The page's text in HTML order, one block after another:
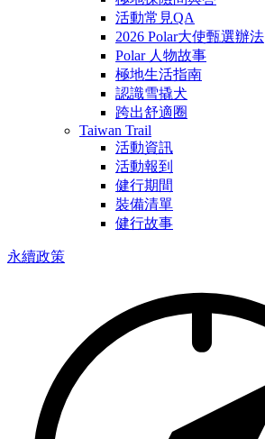
活動常見QA
2026 Polar大使甄選辦法
Polar 人物故事
極地生活指南
認識雪撬犬
跨出舒適圈
Taiwan Trail
活動資訊
活動報到
健行期間
裝備清單
健行故事
永續政策